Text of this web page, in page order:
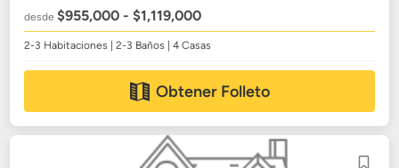
desde$955,000 - $1,119,000
2-3 Habitaciones | 2-3 Baños | 4 Casas
Obtener Folleto